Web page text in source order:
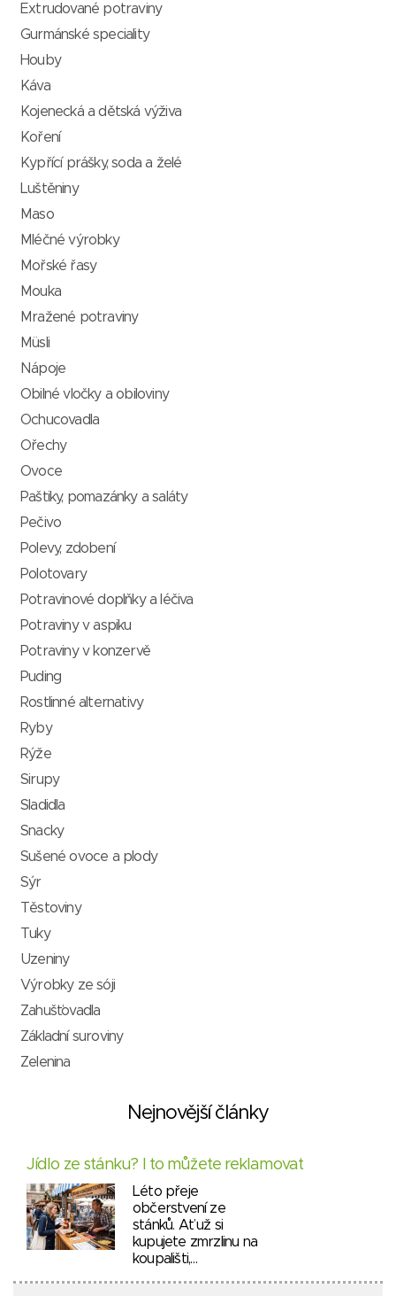
Extrudované potraviny
Gurmánské speciality
Houby
Káva
Kojenecká a dětská výživa
Koření
Kypřící prášky, soda a želé
Luštěniny
Maso
Mléčné výrobky
Mořské řasy
Mouka
Mražené potraviny
Müsli
Nápoje
Obilné vločky a obiloviny
Ochucovadla
Ořechy
Ovoce
Paštiky, pomazánky a saláty
Pečivo
Polevy, zdobení
Polotovary
Potravinové doplňky a léčiva
Potraviny v aspiku
Potraviny v konzervě
Puding
Rostlinné alternativy
Ryby
Rýže
Sirupy
Sladidla
Snacky
Sušené ovoce a plody
Sýr
Těstoviny
Tuky
Uzeniny
Výrobky ze sóji
Zahušťovadla
Základní suroviny
Zelenina
Nejnovější články
Jídlo ze stánku? I to můžete reklamovat
Léto přeje
občerstvení ze
stánků. Ať už si
kupujete zmrzlinu na
koupališti,…